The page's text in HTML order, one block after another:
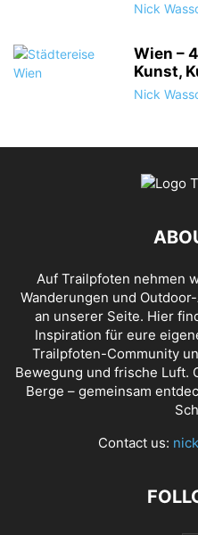
Nick
Wien –
Kunst,
Nick
Auf Trailpfoten nehmen
Wanderungen und
an unserer Seite. Hier
Inspiration für eure
Trailpfoten-Community
Bewegung und frische Luft.
Berge – gemeinsam
Contact us: